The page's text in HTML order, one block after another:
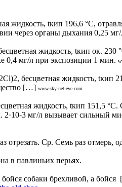
tкип 196,6 °С,
через органы дыхания 0,25
жидкость, tкип ок. 230
0,4 мг/л при экспозиции 1 мин.
бесцветная жидкость, tкип
[…] www.sky-net-eye.com
жидкость, tкип 151,5 °С.
2·10-3 мг/л вызывает сильный
отрезать. Ср. Семь раз
в павлиньих перьях.
собаки брехливой, а